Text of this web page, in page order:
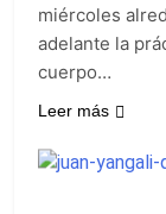
miércoles
adelante la
cuerpo…
Leer más